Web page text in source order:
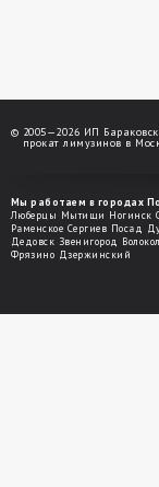
© 2005—2026 ИП
прокат лимузинов в
Мы работаем в городах
Люберцы Мытищи Ногинск
Раменское Сергиев Посад
Дедовск Звенигород
Фрязино Дзержинский